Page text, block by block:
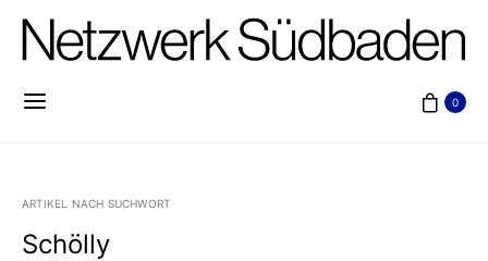
0
ARTIKEL NACH SUCHWORT
Schölly